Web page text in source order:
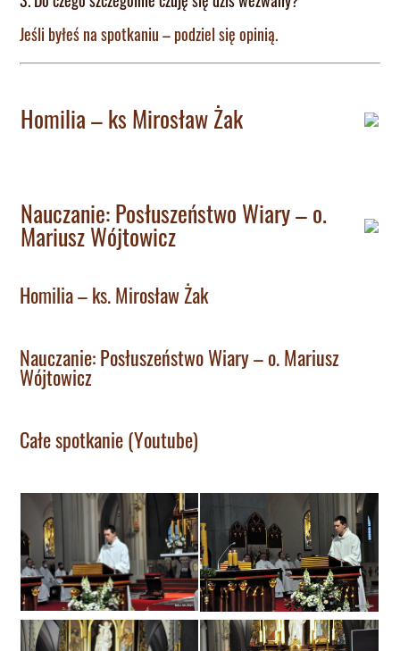
Jeśli byłeś na spotkaniu – podziel się opinią.
Homilia – ks Mirosław Żak
Nauczanie: Posłuszeństwo Wiary – o.
Mariusz Wójtowicz
Homilia – ks. Mirosław Żak
Nauczanie: Posłuszeństwo Wiary – o. Mariusz
Wójtowicz
Całe spotkanie (Youtube)